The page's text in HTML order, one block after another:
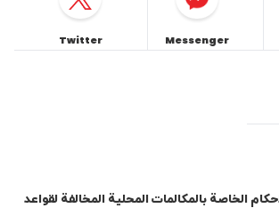
Messenger
Twitter
الخاصة بالمكالمات المحلية المخالفة لقواعد